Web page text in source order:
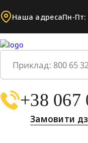
Наша адресаПн-Пт:
+38 067
Замовити